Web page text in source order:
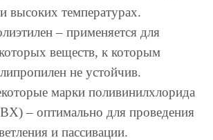
высоких температурах.
– применяется для
веществ, к которым
не устойчив.
марки поливинилхлорида
– оптимально для проведения
и пассивации.